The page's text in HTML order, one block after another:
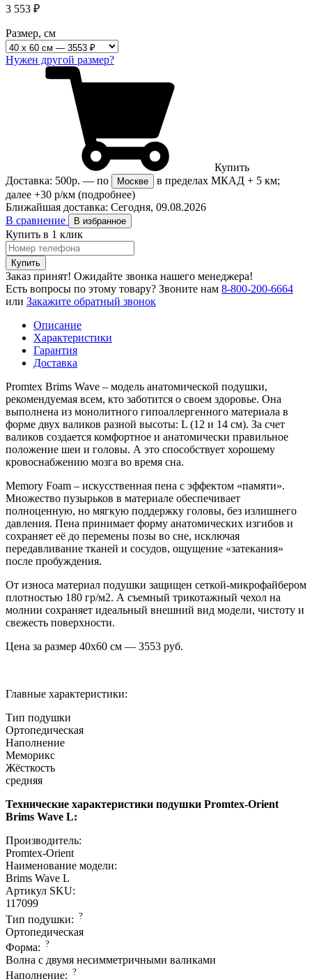
3 553 ₽
Размер, см
Нужен другой размер?
Купить
Доставка: 500р. — по Москве
в пределах МКАД + 5 км;
далее +30 р/км (подробнее)
Ближайшая доставка: Сегодня, 09.08.2026
В сравнение
В избранное
Купить в 1 клик
Купить
Заказ принят! Ожидайте звонка нашего менеджера!
Есть вопросы по этому товару? Звоните нам 8-800-200-6664
или Закажите обратный звонок
Описание
Характеристики
Гарантия
Доставка
Promtex Brims Wave – модель анатомической подушки,
рекомендуемая всем, кто заботится о своем здоровье. Она
выполнена из монолитного гипоаллергенного материала в
форме двух валиков разной высоты: L (12 и 14 см). За счет
валиков создается комфортное и анатомически правильное
положение шеи и головы. А это способствует хорошему
кровоснабжению мозга во время сна.
Memory Foam – искусственная пена с эффектом «памяти».
Множество пузырьков в материале обеспечивает
полноценную, но мягкую поддержку головы, без излишнего
давления. Пена принимает форму анатомических изгибов и
сохраняет её до перемены позы во сне, исключая
передавливание тканей и сосудов, ощущение «затекания»
после пробуждения.
От износа материал подушки защищен сеткой-микрофайбером
плотностью 180 гр/м2. А съемный трикотажный чехол на
молнии сохраняет идеальный внешний вид модели, чистоту и
свежесть поверхности.
Цена за размер 40х60 см — 3553 руб.
Главные характеристики:
Тип подушки
Ортопедическая
Наполнение
Меморикс
Жёсткость
средняя
Технические характеристики подушки Promtex-Orient
Brims Wave L:
Производитель:
Promtex-Orient
Наименование модели:
Brims Wave L
Артикул SKU:
117099
Тип подушки: ?
Ортопедическая
Форма: ?
Волна с двумя несимметричными валиками
Наполнение: ?